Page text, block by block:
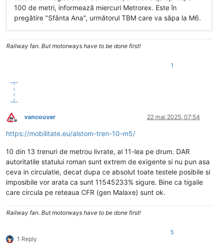
100 de metri, informează miercuri Metrorex. Este în
pregătire "Sfânta Ana", următorul TBM care va săpa la M6.
Railway fan. But motorways have to be done first!
1
Deconectat
vancouver 22 mai 2025, 07:54
https://mobilitate.eu/alstom-tren-10-m5/
10 din 13 trenuri de metrou livrate, al 11-lea pe drum. DAR
autoritatile statului roman sunt extrem de exigente si nu pun asa
ceva in circulatie, decat dupa ce absolut toate testele posibile si
imposibile vor arata ca sunt 11545233% sigure. Bine ca tigaile
care circula pe reteaua CFR (gen Malaxe) sunt ok.
Railway fan. But motorways have to be done first!
1 Reply
5